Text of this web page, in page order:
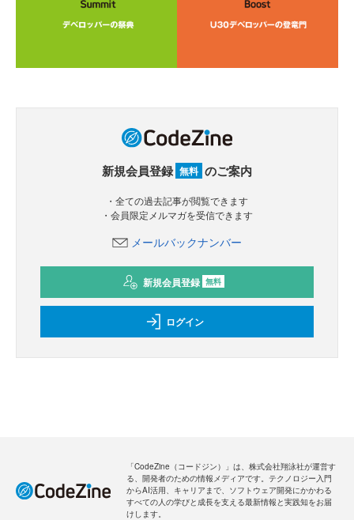
新規会員登録 無料 のご案内
・全ての過去記事が閲覧できます
・会員限定メルマガを受信できます
メールバックナンバー
新規会員登録 無料
ログイン
「CodeZine（コードジン）」は、株式会社翔泳社が運営す
る、開発者のための情報メディアです。テクノロジー入門
からAI活用、キャリアまで、ソフトウェア開発にかかわる
すべての人の学びと成長を支える最新情報と実践知をお届
けします。